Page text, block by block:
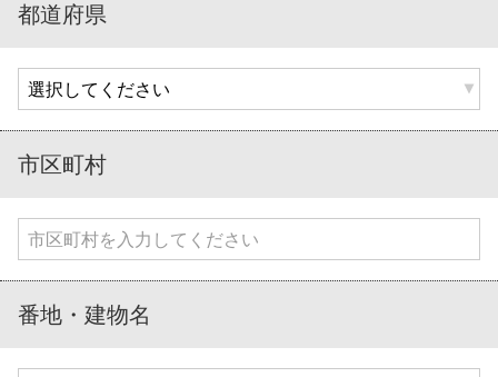
都道府県
市区町村
番地・建物名